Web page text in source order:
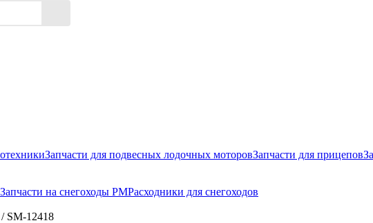
Запчасти для подвесных лодочных моторовЗапчасти для прицепов
Запчасти на снегоходы РМРасходники для снегоходов
SM-12418